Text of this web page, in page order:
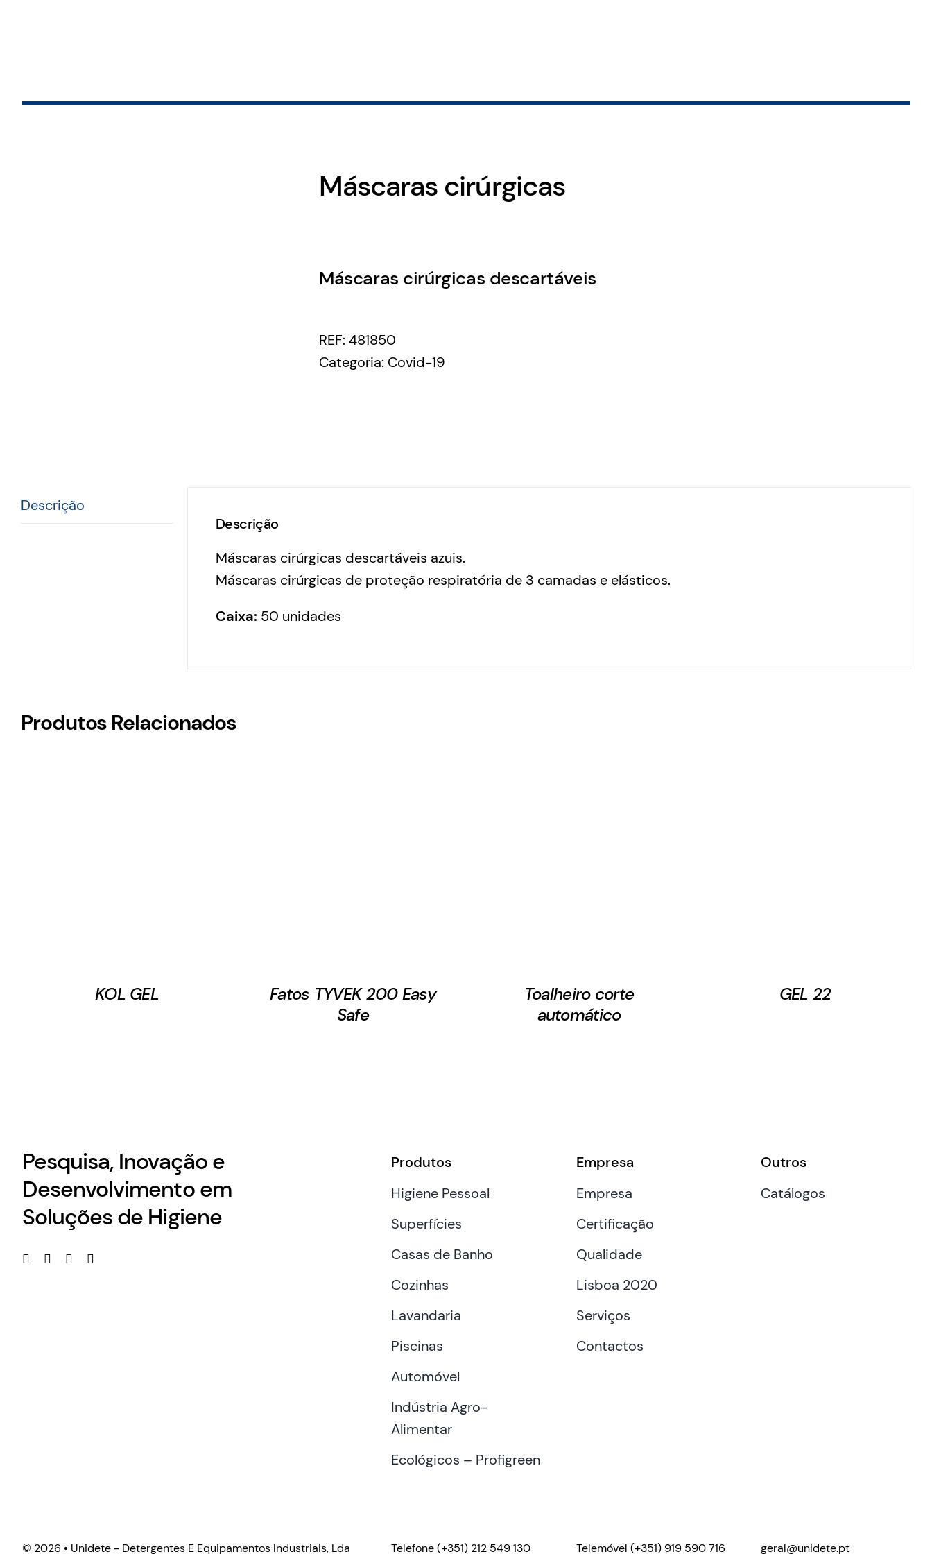
Máscaras cirúrgicas
Máscaras cirúrgicas descartáveis
REF: 481850
Categoria: Covid-19
Descrição
Descrição
Máscaras cirúrgicas descartáveis azuis.
Máscaras cirúrgicas de proteção respiratória de 3 camadas e elásticos.
Caixa: 50 unidades
Produtos Relacionados
KOL GEL
Fatos TYVEK 200 Easy
Safe
Toalheiro corte
automático
GEL 22
Pesquisa, Inovação e
Desenvolvimento em
Soluções de Higiene
Produtos
Higiene Pessoal
Superfícies
Casas de Banho
Cozinhas
Lavandaria
Piscinas
Automóvel
Indústria Agro-
Alimentar
Ecológicos – Profigreen
Empresa
Empresa
Certificação
Qualidade
Lisboa 2020
Serviços
Contactos
Outros
Catálogos
© 2026 • Unidete - Detergentes E Equipamentos Industriais, Lda Telefone(+351) 212 549 130 Telemóvel (+351) 919 590 716 geral@unidete.pt